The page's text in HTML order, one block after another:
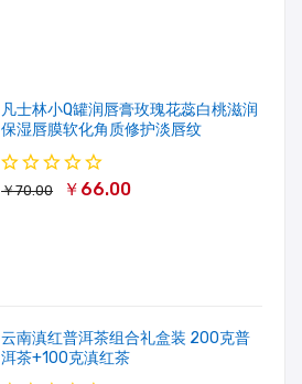
凡士林小Q罐润唇膏玫瑰花蕊白桃滋润
保湿唇膜软化角质修护淡唇纹
￥70.00 ￥66.00
云南滇红普洱茶组合礼盒装 200克普
洱茶+100克滇红茶